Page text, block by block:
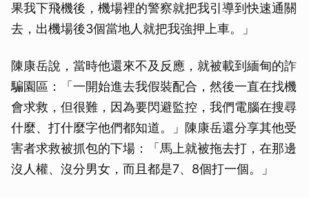
果我下飛機後，機場裡的警察就把我引導到快速通關
去，出機場後3個當地人就把我強押上車。」
陳康岳說，當時他還來不及反應，就被載到緬甸的詐
騙園區：「一開始進去我假裝配合，然後一直在找機
會求救，但很難，因為要閃避監控，我們電腦在搜尋
什麼、打什麼字他們都知道。」陳康岳還分享其他受
害者求救被抓包的下場：「馬上就被拖去打，在那邊
沒人權、沒分男女，而且都是7、8個打一個。」